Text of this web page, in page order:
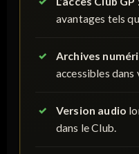
avantages tels
Archives
accessibles dans
Version audio
dans le Club.